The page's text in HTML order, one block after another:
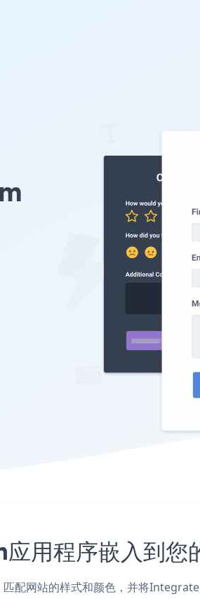
程序嵌入到您
网站的样式和颜色，并将